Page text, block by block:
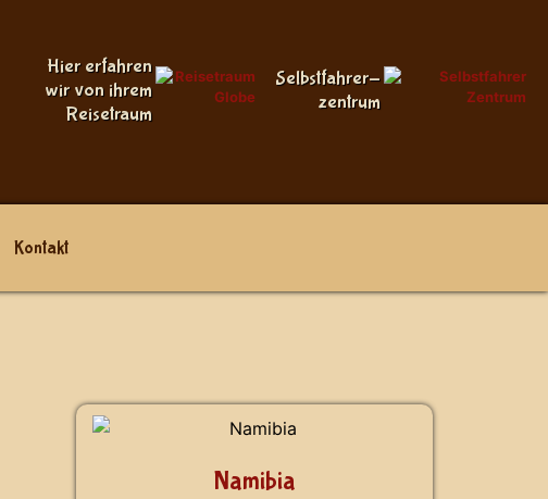
Hier erfahren
wir von ihrem
Reisetraum
Selbstfahrer-
zentrum
Kontakt
Namibia